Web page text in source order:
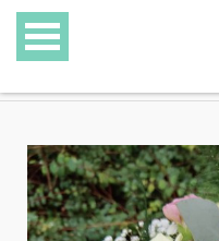
SPECIALITETER
GAVEKURVE